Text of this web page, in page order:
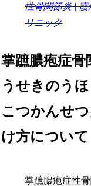
性骨関節炎 |
リニック
掌蹠膿疱症骨
うせきのう
こつかんせ
け方について
掌蹠膿疱症性